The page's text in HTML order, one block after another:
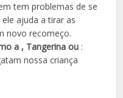
tem problemas de se
ajuda a tirar as
novo recomeço.
a , Tangerina ou :
nossa criança